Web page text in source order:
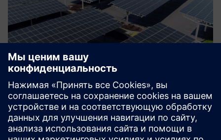
48(E) Tax Credit for Renewable
Energy and/or Battery Storage